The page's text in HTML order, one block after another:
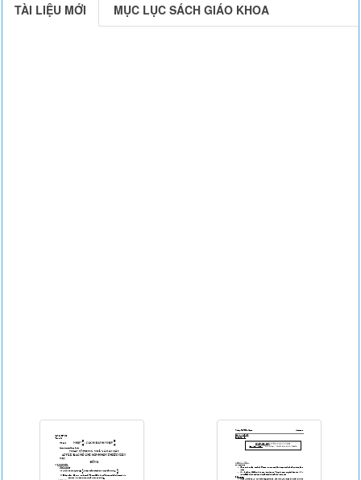
TÀI LIỆU MỚI MỤC LỤC SÁCH GIÁO KHOA